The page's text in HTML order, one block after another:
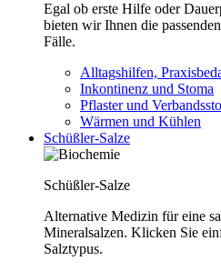
Egal ob erste Hilfe oder
bieten wir Ihnen die
Fälle.
Alltagshilfen,
Inkontinenz und Stoma
Pflaster und
Wärmen und Kühlen
Schüßler-Salze
Schüßler-Salze
Alternative Medizin für eine
Mineralsalzen. Klicken Sie
Salztypus.